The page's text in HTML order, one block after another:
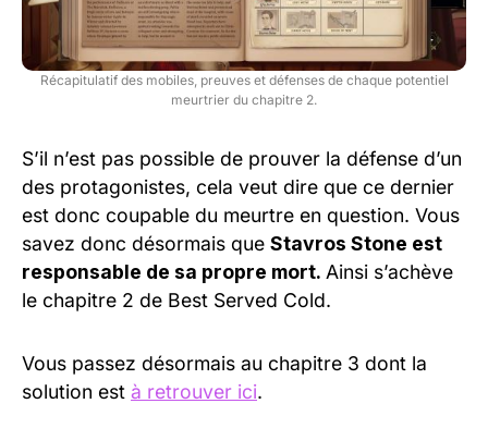
Récapitulatif des mobiles, preuves et défenses de chaque potentiel
meurtrier du chapitre 2.
S’il n’est pas possible de prouver la défense d’un
des protagonistes, cela veut dire que ce dernier
est donc coupable du meurtre en question. Vous
savez donc désormais que Stavros Stone est
responsable de sa propre mort. Ainsi s’achève
le chapitre 2 de Best Served Cold.
Vous passez désormais au chapitre 3 dont la
solution est à retrouver ici.